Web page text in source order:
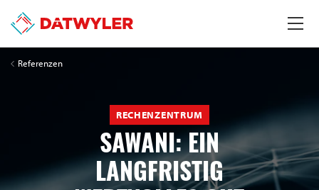
Referenzen
RECHENZENTRUM
SAWANI: EIN
LANGFRISTIG